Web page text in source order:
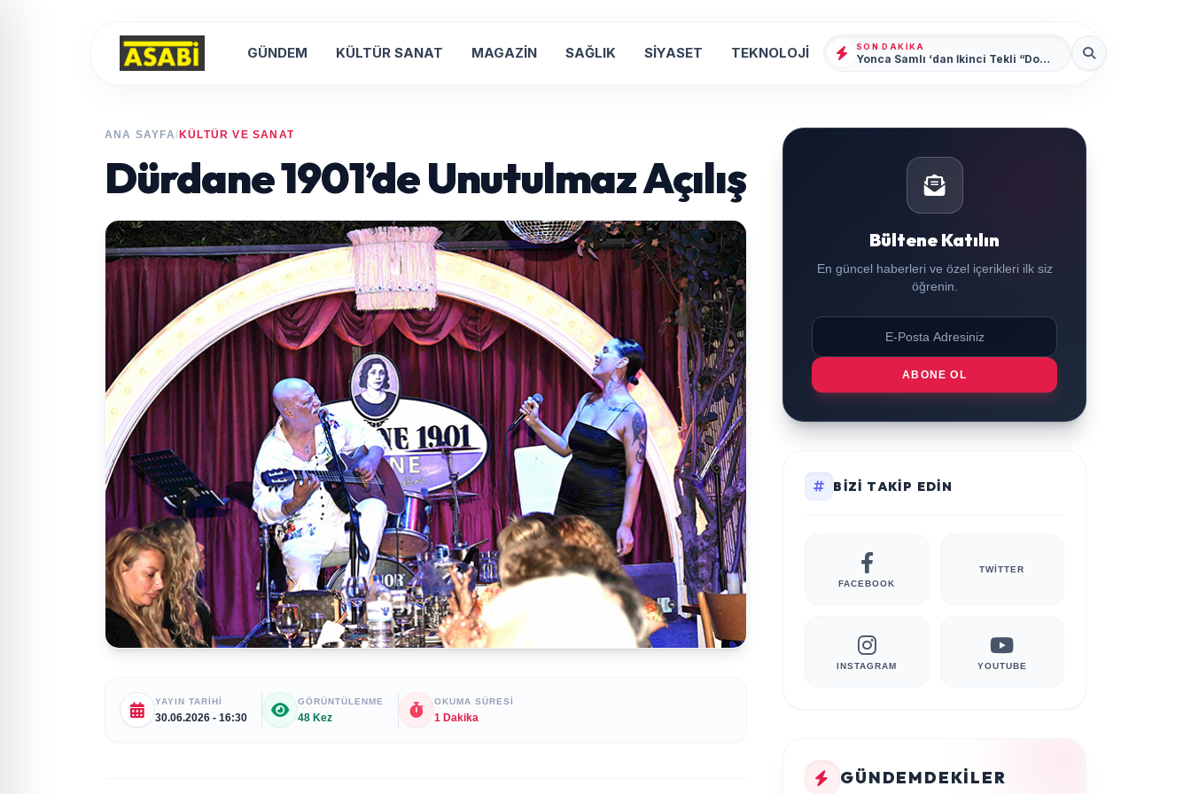
GÜNDEM KÜLTÜR SANAT MAGAZİN SAĞLIK SİYASET TEKNOLOJİ SON DAKIKA
Yonca Samlı ‘dan İkinci Tekli “Donacaksın Sevgilim “ yayımlandı
ANA SAYFA/ KÜLTÜR VE SANAT
Dürdane 1901’de Unutulmaz Açılış
YAYIN TARIHI
30.06.2026 - 16:30
GÖRÜNTÜLENME
48 Kez
OKUMA SÜRESI
1 Dakika
Bültene Katılın
En güncel haberleri ve özel içerikleri ilk siz
öğrenin.
ABONE OL
BIZI TAKIP EDIN
FACEBOOK
TWITTER
INSTAGRAM YOUTUBE
GÜNDEMDEKILER